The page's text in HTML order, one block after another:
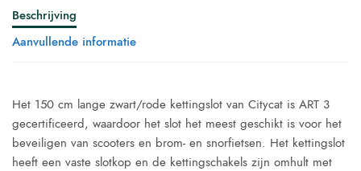
Beschrijving
Aanvullende informatie
Het 150 cm lange zwart/rode kettingslot van Citycat is ART 3
gecertificeerd, waardoor het slot het meest geschikt is voor het
beveiligen van scooters en brom- en snorfietsen. Het kettingslot
heeft een vaste slotkop en de kettingschakels zijn omhult met